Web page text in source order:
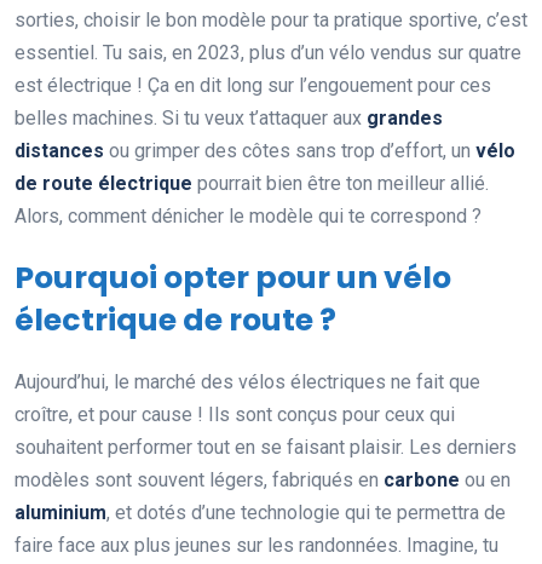
sorties, choisir le bon modèle pour ta pratique sportive, c’est
essentiel. Tu sais, en 2023, plus d’un vélo vendus sur quatre
est électrique ! Ça en dit long sur l’engouement pour ces
belles machines. Si tu veux t’attaquer aux grandes
distances ou grimper des côtes sans trop d’effort, un vélo
de route électrique pourrait bien être ton meilleur allié.
Alors, comment dénicher le modèle qui te correspond ?
Pourquoi opter pour un vélo
électrique de route ?
Aujourd’hui, le marché des vélos électriques ne fait que
croître, et pour cause ! Ils sont conçus pour ceux qui
souhaitent performer tout en se faisant plaisir. Les derniers
modèles sont souvent légers, fabriqués en carbone ou en
aluminium, et dotés d’une technologie qui te permettra de
faire face aux plus jeunes sur les randonnées. Imagine, tu